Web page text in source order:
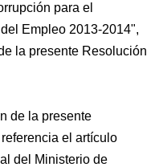
para el
Empleo 2013-2014",
la presente Resolución
de la presente
el artículo
del Ministerio de